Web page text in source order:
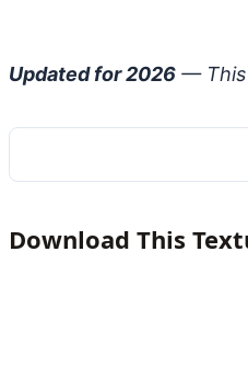
Updated for 2026 — This
Download This